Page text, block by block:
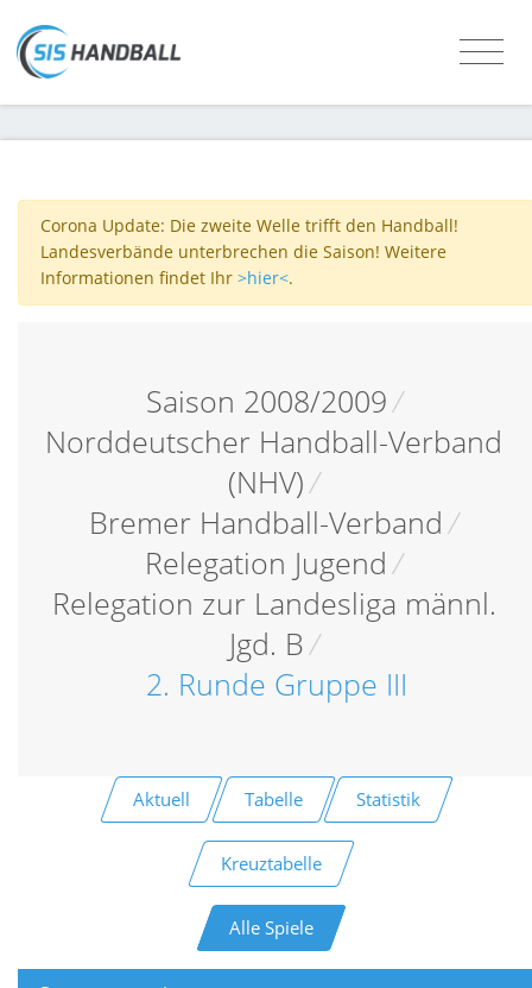
Corona Update: Die zweite Welle trifft den Handball!
Landesverbände unterbrechen die Saison! Weitere
Informationen findet Ihr >hier<.
Saison 2008/2009/
Norddeutscher Handball-Verband
(NHV)/
Bremer Handball-Verband /
Relegation Jugend /
Relegation zur Landesliga männl.
Jgd. B/
2. Runde Gruppe III
Aktuell Tabelle Statistik
Kreuztabelle
Alle Spiele